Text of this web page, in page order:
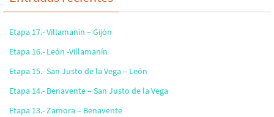
Etapa 17.- Villamanín – Gijón
Etapa 16.- León -Villamanín
Etapa 15.- San Justo de la Vega – León
Etapa 14.- Benavente – San Justo de la Vega
Etapa 13.- Zamora – Benavente